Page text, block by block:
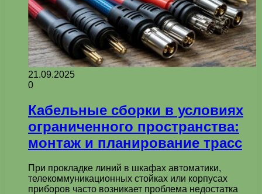
21.09.2025
0
Кабельные сборки в условиях
ограниченного пространства:
монтаж и планирование трасс
При прокладке линий в шкафах автоматики,
телекоммуникационных стойках или корпусах
приборов часто возникает проблема недостатка